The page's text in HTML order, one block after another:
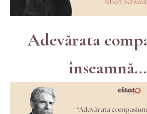
Adevărata
înseamnă...